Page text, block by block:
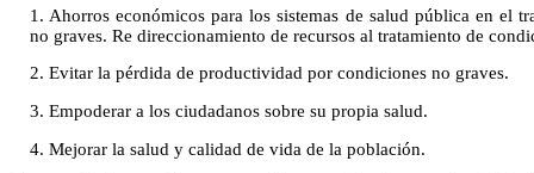
1. Ahorros económicos para los sistemas de salud pública en el
no graves. Re direccionamiento de recursos al tratamiento de
2. Evitar la pérdida de productividad por condiciones no graves.
3. Empoderar a los ciudadanos sobre su propia salud.
4. Mejorar la salud y calidad de vida de la población.